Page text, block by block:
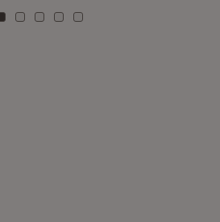
Zu Kachel: 0
Zu Kachel: 3
Zu Kachel: 6
Zu Kachel: 9
Zu Kachel: 12